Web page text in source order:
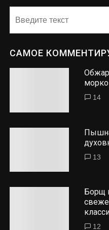
САМОЕ
14
13
Борщ
12